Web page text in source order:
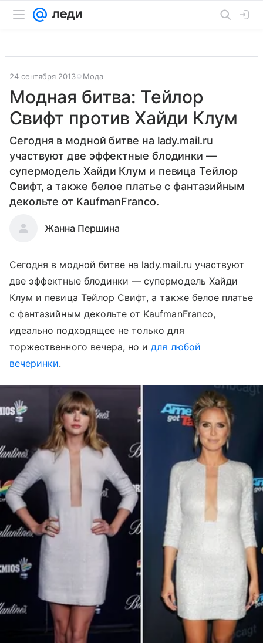
24 сентября 2013 Мода
Модная битва: Тейлор
Свифт против Хайди Клум
Сегодня в модной битве на lady.mail.ru
участвуют две эффектные блодинки —
супермодель Хайди Клум и певица Тейлор
Свифт, а также белое платье с фантазийным
декольте от KaufmanFranco.
Жанна Першина
Сегодня в модной битве на lady.mail.ru участвуют
две эффектные блодинки — супермодель Хайди
Клум и певица Тейлор Свифт, а также белое платье
с фантазийным декольте от KaufmanFranco,
идеально подходящее не только для
торжественного вечера, но идля любой
вечеринки.